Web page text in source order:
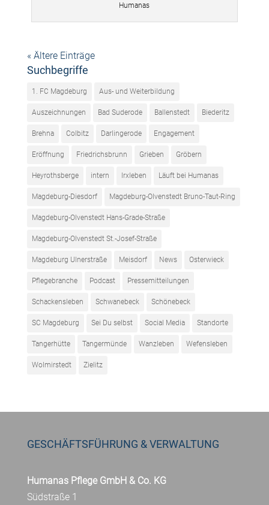
Humanas
« Ältere Einträge
Suchbegriffe
1. FC Magdeburg Aus- und Weiterbildung
Auszeichnungen Bad Suderode Ballenstedt Biederitz
Brehna Colbitz Darlingerode Engagement
Eröffnung Friedrichsbrunn Grieben Gröbern
Heyrothsberge intern Irxleben Läuft bei Humanas
Magdeburg-Diesdorf Magdeburg-Olvenstedt Bruno-Taut-Ring
Magdeburg-Olvenstedt Hans-Grade-Straße
Magdeburg-Olvenstedt St.-Josef-Straße
Magdeburg Ulnerstraße Meisdorf News Osterwieck
Pflegebranche Podcast Pressemitteilungen
Schackensleben Schwanebeck Schönebeck
SC Magdeburg Sei Du selbst Social Media Standorte
Tangerhütte Tangermünde Wanzleben Wefensleben
Wolmirstedt Zielitz
GESCHÄFTSFÜHRUNG & VERWALTUNG
Humanas Pflege GmbH & Co. KG
Südstraße 1